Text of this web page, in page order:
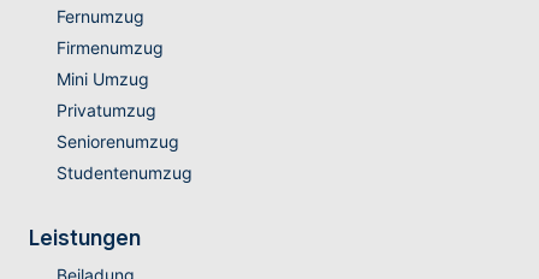
Fernumzug
Firmenumzug
Mini Umzug
Privatumzug
Seniorenumzug
Studentenumzug
Leistungen